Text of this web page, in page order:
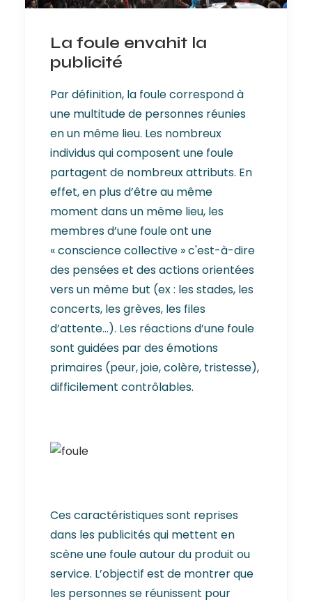
La foule envahit la
publicité
Par définition, la foule correspond à
une multitude de personnes réunies
en un même lieu. Les nombreux
individus qui composent une foule
partagent de nombreux attributs. En
effet, en plus d’être au même
moment dans un même lieu, les
membres d’une foule ont une
« conscience collective » c'est-à-dire
des pensées et des actions orientées
vers un même but (ex : les stades, les
concerts, les grèves, les files
d’attente…). Les réactions d’une foule
sont guidées par des émotions
primaires (peur, joie, colère, tristesse),
difficilement contrôlables.
Ces caractéristiques sont reprises
dans les publicités qui mettent en
scène une foule autour du produit ou
service. L’objectif est de montrer que
les personnes se réunissent pour